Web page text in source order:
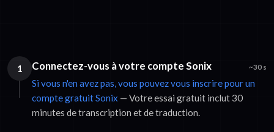
1 Connectez-vous à votre compte Sonix ~30 s
Si vous n'en avez pas, vous pouvez vous inscrire pour un
compte gratuit Sonix — Votre essai gratuit inclut 30
minutes de transcription et de traduction.